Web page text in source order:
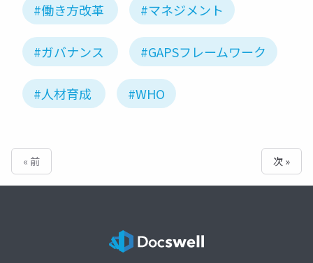
#働き方改革 #マネジメント
#ガバナンス #GAPSフレームワーク
#人材育成 #WHO
« 前 次 »